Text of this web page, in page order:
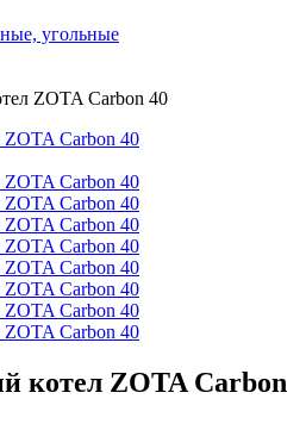
угольные
ZOTA Сarbon 40
котел ZOTA Сarbon